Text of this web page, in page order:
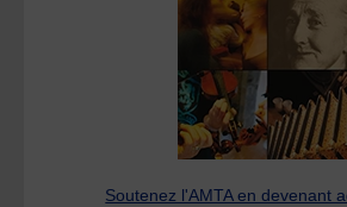
Soutenez l'AMTA en devenant